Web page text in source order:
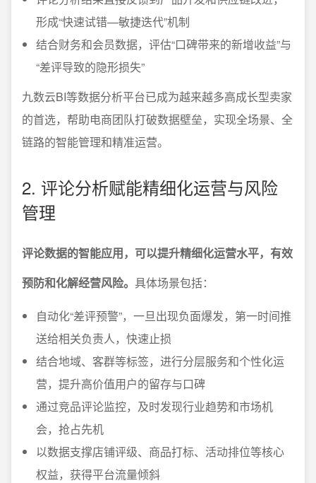
形成“快速试错—敏捷迭代”机制
结合财务和会员数据，评估“口碑带来的新增收益”与
“差评导致的隐形损失”
九数云BI等数据分析平台已成为越来越多高成长型卖家
的首选，帮助电商团队打破数据壁垒，实现全场景、全
链路的智能管理和精准运营。
2. 评论分析赋能精细化运营与风险
管理
评论数据的智能应用，可以提升精细化运营水平，有效
预防和化解经营风险。 具体场景包括：
自动化“差评预警”，一旦出现负面爆发，第一时间推
送给相关负责人，快速止损
结合地域、客群等标签，进行分层服务和个性化运
营，提升高价值用户的留存与口碑
通过竞品评论监控，及时发现行业趋势和市场机
会，抢占先机
以数据支撑店铺评级、商品打标、活动排位等核心
权益，获得平台流量倾斜